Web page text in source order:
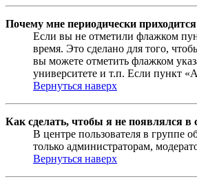
Почему мне периодически
Если вы не отметили флажком
время. Это сделано для того,
вы можете отметить флажком
университете и т.п. Если пункт
Вернуться наверх
Как сделать, чтобы я не появлялся в
В центре пользователя в группе
только администраторам,
Вернуться наверх